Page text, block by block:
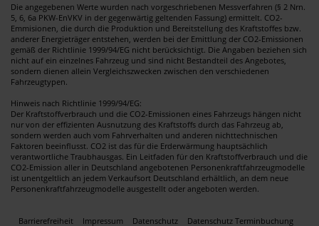
Die angegebenen Werte wurden nach vorgeschriebenen Messverfahren (§ 2 Nrn.
5, 6, 6a PKW-EnVKV in der gegenwärtig geltenden Fassung) ermittelt. CO2-
Emmisionen, die durch die Produktion und Bereitstellung des Kraftstoffes bzw.
anderer Energieträger entstehen, werden bei der Emittlung der CO2-Emissionen
gemäß der Richtlinie 1999/94/EG nicht berücksichtigt. Die Angaben beziehen sich
nicht auf ein einzelnes Fahrzeug und sind nicht Bestandteil des Angebotes,
sondern dienen allein Vergleichszwecken zwischen den verschiedenen
Fahrzeugtypen.
Hinweis nach Richtlinie 1999/94/EG:
Der Kraftstoffverbrauch und die CO2-Emissionen eines Fahrzeugs hängen nicht
nur von der effizienten Ausnutzung des Kraftstoffs durch das Fahrzeug ab,
sondern werden auch vom Fahrverhalten und anderen nichttechnischen
Faktoren beeinflusst. CO2 ist das für die Erderwärmung hauptsächlich
verantwortliche Traubhausgas. Ein Leitfaden für den Kraftstoffverbrauch und die
CO2-Emission aller in Deutschland angebotenen Personenkraftfahrzeugmodelle
ist unentgeltlich an jedem Verkaufsort Deutschland erhältlich, an dem neue
Personenkraftfahrzeugmodelle ausgestellt oder angeboten werden.
Barrierefreiheit Impressum Datenschutz
Datenschutz Terminbuchung